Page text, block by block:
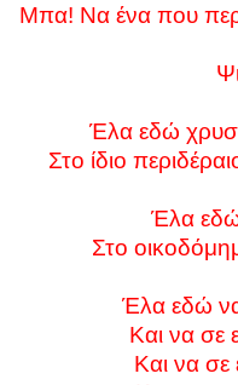
Μπα! Να ένα που
Έλα εδώ
Στο ίδιο
Έλα
Στο
Έλα εδώ
Και να σε
Και να